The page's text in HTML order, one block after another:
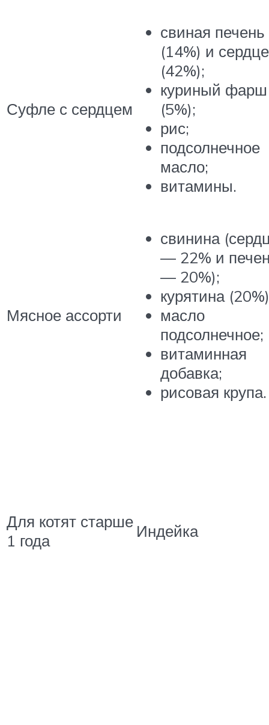
Суфле с сердцем
свиная печень
(14%) и сердце
(42%);
куриный фарш
(5%);
рис;
подсолнечное
масло;
витамины.
Мясное ассорти
свинина
— 22% и
— 20%);
курятина
масло
подсолнечное;
витаминная
добавка;
рисовая крупа.
Для котят старше
1 года
Индейка